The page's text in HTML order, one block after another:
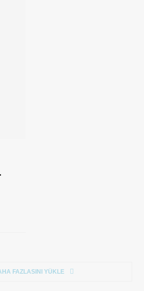
FAZLASINI YÜKLE